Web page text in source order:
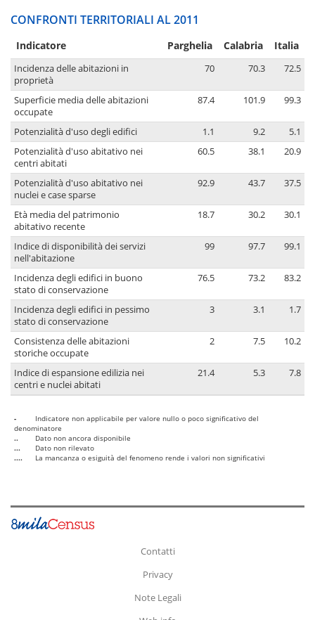
CONFRONTI TERRITORIALI AL 2011
Indicatore Parghelia Calabria Italia
Incidenza delle abitazioni in
proprietà
70 70.3 72.5
Superficie media delle abitazioni
occupate
87.4 101.9 99.3
Potenzialità d'uso degli edifici 1.1 9.2
5.1
Potenzialità d'uso abitativo nei
centri abitati
60.5 38.1 20.9
Potenzialità d'uso abitativo nei
nuclei e case sparse
92.9 43.7 37.5
Età media del patrimonio
abitativo recente
18.7 30.2 30.1
Indice di disponibilità dei servizi
nell'abitazione
99 97.7 99.1
Incidenza degli edifici in buono
stato di conservazione
76.5 73.2 83.2
Incidenza degli edifici in pessimo
stato di conservazione
3 3.1 1.7
Consistenza delle abitazioni
storiche occupate
2 7.5 10.2
Indice di espansione edilizia nei
centri e nuclei abitati
21.4 5.3 7.8
-
Indicatore non applicabile per valore nullo o poco significativo del
denominatore
..
Dato non ancora disponibile
...
Dato non rilevato
....
La mancanza o esiguità del fenomeno rende i valori non significativi
Contatti
Privacy
Note Legali